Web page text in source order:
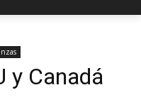
y Canadá